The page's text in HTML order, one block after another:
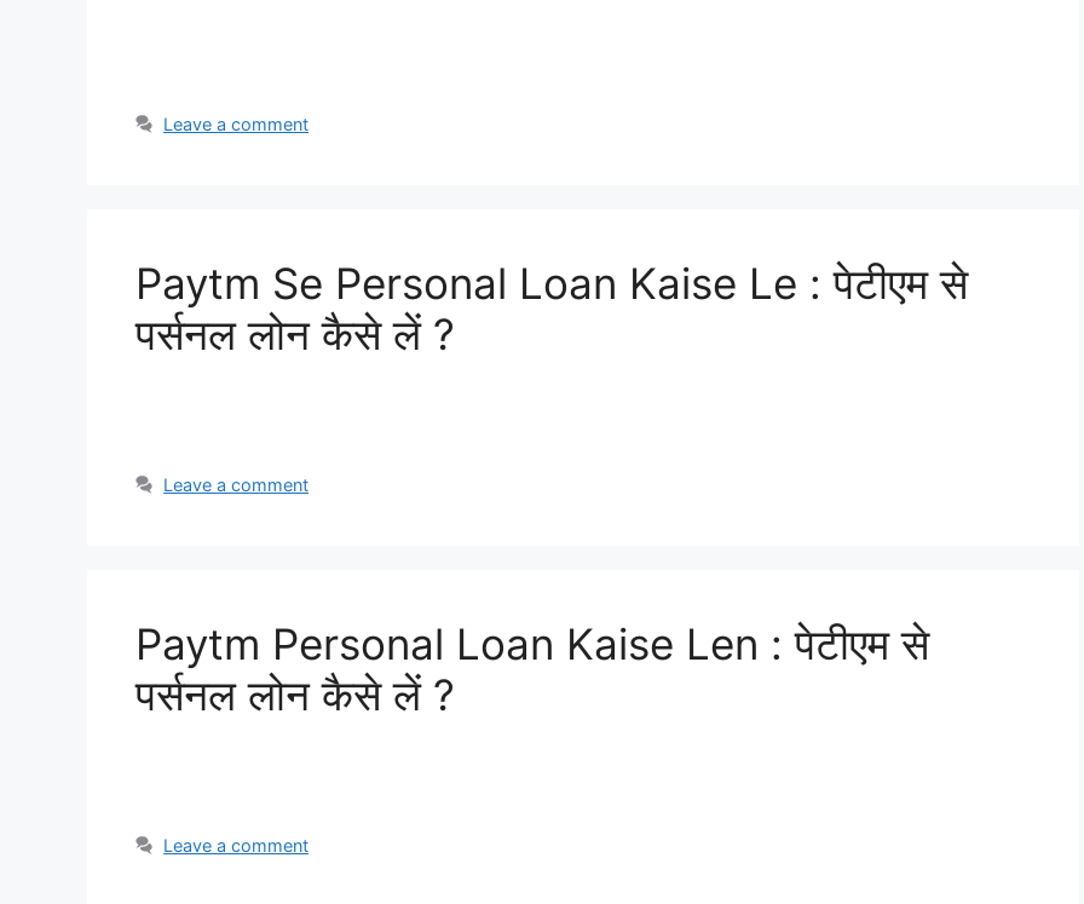
Leave a comment
Paytm Se Personal Loan Kaise Le : पेटीएम से
पर्सनल लोन कैसे लें ?
Leave a comment
Paytm Personal Loan Kaise Len : पेटीएम से
पर्सनल लोन कैसे लें ?
Leave a comment